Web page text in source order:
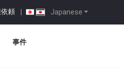
Japanese
依頼 |
事件